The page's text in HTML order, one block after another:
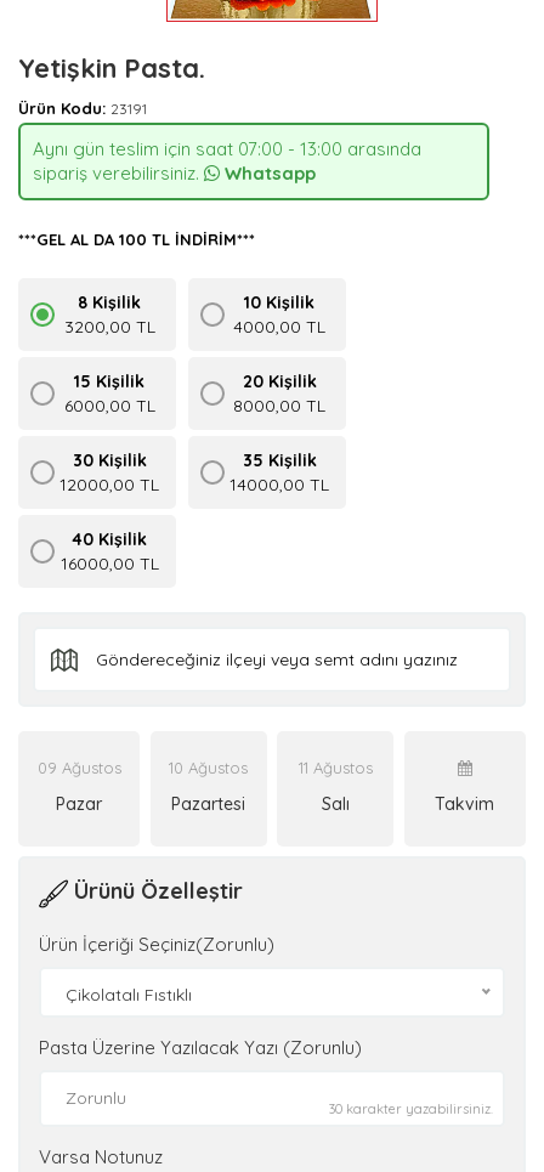
Yetişkin Pasta.
Ürün Kodu: 23191
Aynı gün teslim için saat 07:00 - 13:00 arasında
sipariş verebilirsiniz.
Whatsapp
***GEL AL DA 100 TL İNDİRİM***
8 Kişilik
3200,00 TL
10 Kişilik
4000,00 TL
15 Kişilik
6000,00 TL
20 Kişilik
8000,00 TL
30 Kişilik
12000,00 TL
35 Kişilik
14000,00 TL
40 Kişilik
16000,00 TL
09 Ağustos
Pazar
10 Ağustos
Pazartesi
11 Ağustos
Salı Takvim
Ürünü Özelleştir
Ürün İçeriği Seçiniz(Zorunlu)
Çikolatalı Fıstıklı
Pasta Üzerine Yazılacak Yazı (Zorunlu)
30 karakter yazabilirsiniz.
Varsa Notunuz